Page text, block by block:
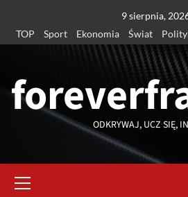
treści
9 sierpnia,
TOP
Sport Ekonomia Świat
ODKRYWAJ, UCZ SIĘ,
główne